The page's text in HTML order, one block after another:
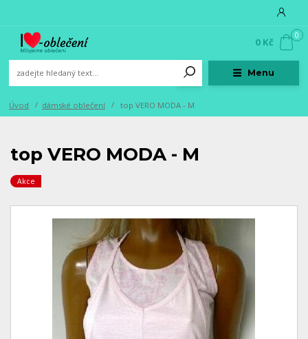
Menu
0
0 Kč
Úvod dámské oblečení top VERO MODA - M
top VERO MODA - M
Akce